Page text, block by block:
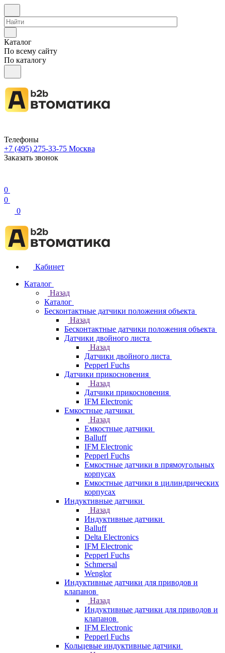
Каталог
По всему сайту
По каталогу
Телефоны
+7 (495) 275-33-75 Москва
Заказать звонок
0
0
0
Кабинет
Каталог
Назад
Каталог
Бесконтактные датчики положения объекта
Назад
Бесконтактные датчики положения объекта
Датчики двойного листа
Назад
Датчики двойного листа
Pepperl Fuchs
Датчики прикосновения
Назад
Датчики прикосновения
IFM Electronic
Емкостные датчики
Назад
Емкостные датчики
Balluff
IFM Electronic
Pepperl Fuchs
Емкостные датчики в прямоугольных
корпусах
Емкостные датчики в цилиндрических
корпусах
Индуктивные датчики
Назад
Индуктивные датчики
Balluff
Delta Electronics
IFM Electronic
Pepperl Fuchs
Schmersal
Wenglor
Индуктивные датчики для приводов и
клапанов
Назад
Индуктивные датчики для приводов и
клапанов
IFM Electronic
Pepperl Fuchs
Кольцевые индуктивные датчики